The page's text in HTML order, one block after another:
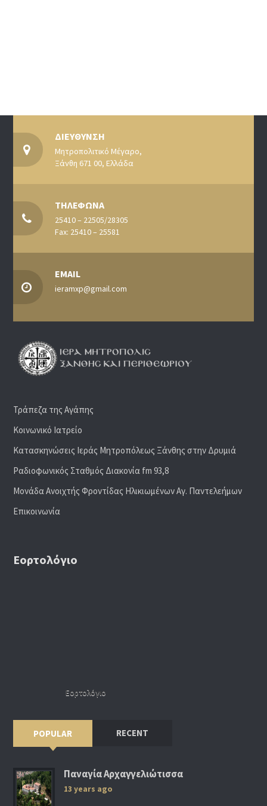
ΔΙΕΥΘΥΝΣΗ
Μητροπολιτικό Μέγαρο,
Ξάνθη 671 00, Ελλάδα
ΤΗΛΕΦΩΝΑ
25410 – 22505/28305
Fax: 25410 – 25581
EMAIL
ieramxp@gmail.com
Τράπεζα της Αγάπης
Κοινωνικό Ιατρείο
Κατασκηνώσεις Ιεράς Μητροπόλεως Ξάνθης στην Δρυμιά
Ραδιoφωνικός Σταθμός Διακονία fm 93,8
Μονάδα Ανοιχτής Φροντίδας Ηλικιωμένων Αγ. Παντελεήμων
Επικοινωνία
Εορτολόγιο
Εορτολόγιο
POPULAR RECENT
Παναγία Αρχαγγελιώτισσα
13 years ago